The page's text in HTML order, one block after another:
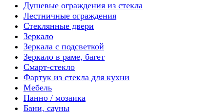
Душевые ограждения из стекла
Лестничные ограждения
Стеклянные двери
Зеркало
Зеркала с подсветкой
Зеркало в раме, багет
Смарт-стекло
Фартук из стекла для кухни
Мебель
Панно / мозаика
Бани, сауны